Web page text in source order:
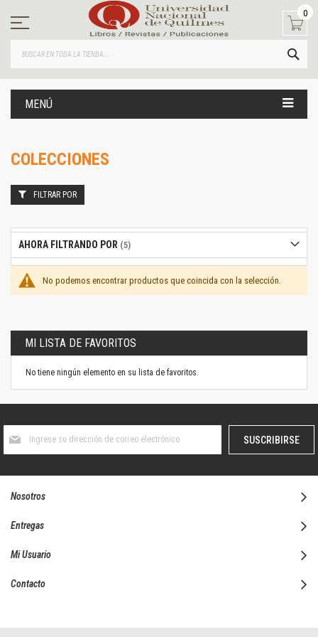
contenido
0
MENÚ
COLECCIONES
No podemos encontrar productos que coincida con la selección.
FILTRAR POR
AHORA FILTRANDO POR
MI LISTA DE FAVORITOS
No tiene ningún elemento en su lista de favoritos.
boletín
SUSCRIBIRSE
Nosotros
Entregas
Mi Usuario
Contacto